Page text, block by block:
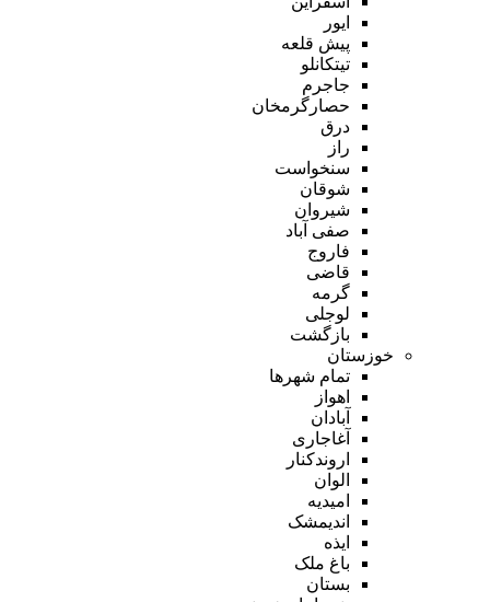
ایور
پیش قلعه
تیتکانلو
جاجرم
حصارگرمخان
درق
راز
سنخواست
شوقان
شیروان
صفی آباد
فاروج
قاضی
گرمه
لوجلی
بازگشت
خوزستان
تمام شهر‌ها
اهواز
آبادان
آغاجاری
اروندکنار
الوان
امیدیه
اندیمشک
ایذه
باغ ملک
بستان